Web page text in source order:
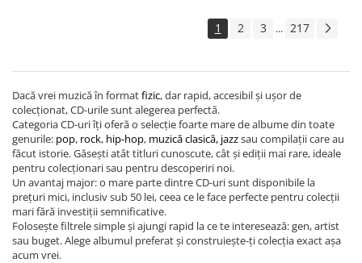
1 2 3 ... 217
Dacă vrei muzică în formatfizic, dar rapid, accesibil și ușor de
colecționat, CD-urile sunt alegerea perfectă.
Categoria CD-uri îți oferă o selecție foarte mare de albume din toate
genurile: pop, rock, hip-hop, muzică clasică, jazzsau compilații care au
făcut istorie. Găsești atât titluri cunoscute, cât și ediții mai rare, ideale
pentru colecționari sau pentru descoperiri noi.
Un avantaj major: o mare parte dintre CD-uri sunt disponibile la
prețuri mici, inclusiv sub 50 lei, ceea ce le face perfecte pentru colecții
mari fără investiții semnificative.
Folosește filtrele simple și ajungi rapid la ce te interesează: gen, artist
sau buget. Alege albumul preferat și construiește-ți colecția exact așa
acum vrei.